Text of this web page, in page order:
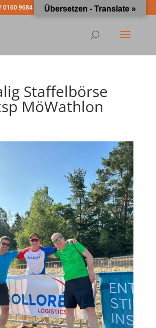
0160 9684 4963 info@moewathlon.de
Staffelbörse
MöWathlon
Übersetzen - Translate »